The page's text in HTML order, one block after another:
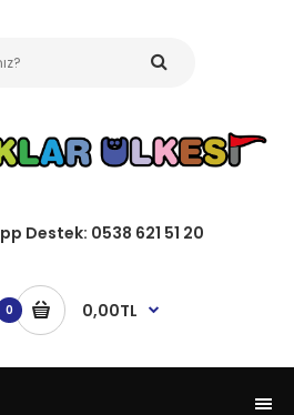
Destek: 0538 621 51 20
0 0,00TL